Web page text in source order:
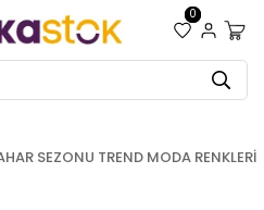
0
SEZONU TREND MODA RENKLERI